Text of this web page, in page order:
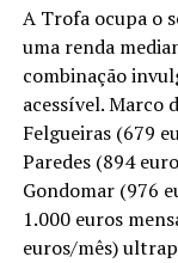
A Trofa ocupa o
uma renda
combinação
acessível. Marco
Felgueiras (679
Paredes (894
Gondomar (976
1.000 euros
euros/mês)